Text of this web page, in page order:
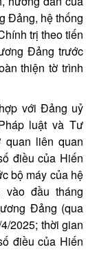
Đảng, hệ thống
trị theo tiến
Đảng trước
thiện tờ trình
với Đảng uỷ
luật và Tư
liên quan
điều của Hiến
bộ máy của hệ
đầu tháng
Đảng (qua
2025; thời gian
điều của Hiến